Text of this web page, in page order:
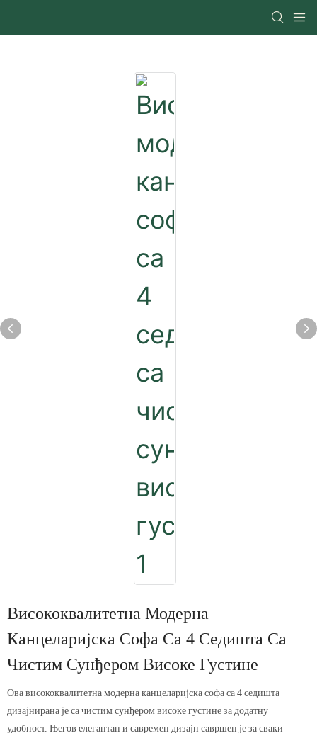
Висококвалитетна Модерна
Канцеларијска Софа Са 4 Седишта Са
Чистим Сунђером Високе Густине
Ова висококвалитетна модерна канцеларијска софа са 4 седишта
дизајнирана је са чистим сунђером високе густине за додатну
удобност. Његов елегантан и савремен дизајн савршен је за сваки